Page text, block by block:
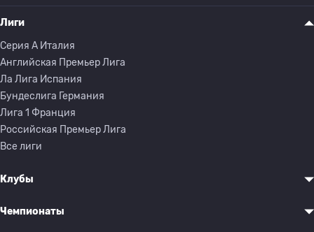
Лиги
Серия A Италия
Английская Премьер Лига
Ла Лига Испания
Бундеслига Германия
Лига 1 Франция
Российская Премьер Лига
Все лиги
Клубы
Чемпионаты